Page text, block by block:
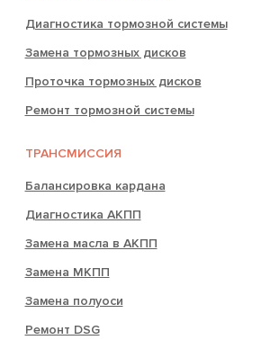
Диагностика тормозной системы
Замена тормозных дисков
Проточка тормозных дисков
Ремонт тормозной системы
ТРАНСМИССИЯ
Балансировка кардана
Диагностика АКПП
Замена масла в АКПП
Замена МКПП
Замена полуоси
Ремонт DSG